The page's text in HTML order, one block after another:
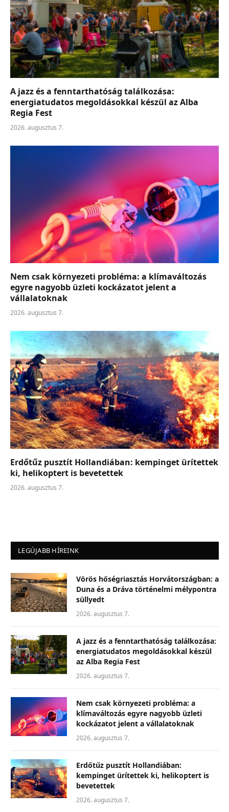
A jazz és a fenntarthatóság találkozása:
energiatudatos megoldásokkal készül az Alba
Regia Fest
2026. augusztus 7.
Nem csak környezeti probléma: a klímaváltozás
egyre nagyobb üzleti kockázatot jelent a
vállalatoknak
2026. augusztus 7.
Erdőtűz pusztít Hollandiában: kempinget ürítettek
ki, helikoptert is bevetettek
2026. augusztus 7.
LEGÚJABB HÍREINK
Vörös hőségriasztás Horvátországban: a
Duna és a Dráva történelmi mélypontra
süllyedt
2026. augusztus 7.
A jazz és a fenntarthatóság találkozása:
energiatudatos megoldásokkal készül
az Alba Regia Fest
2026. augusztus 7.
Nem csak környezeti probléma: a
klímaváltozás egyre nagyobb üzleti
kockázatot jelent a vállalatoknak
2026. augusztus 7.
Erdőtűz pusztít Hollandiában:
kempinget ürítettek ki, helikoptert is
bevetettek
2026. augusztus 7.